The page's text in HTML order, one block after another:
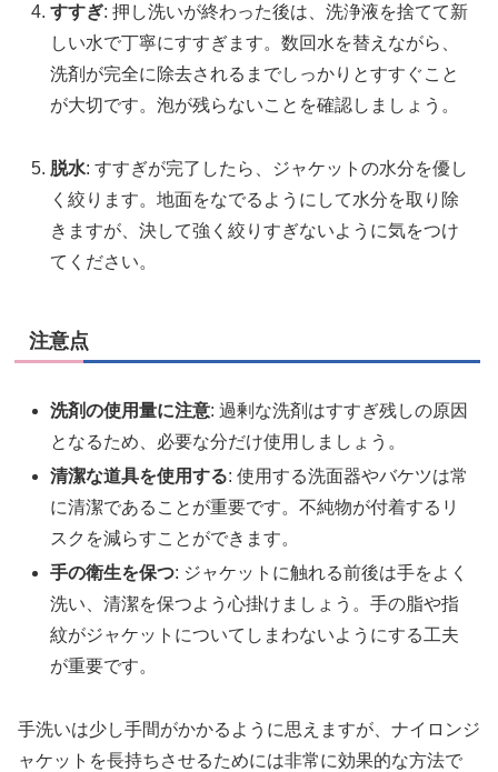
すすぎ: 押し洗いが終わった後は、洗浄液を捨てて新
しい水で丁寧にすすぎます。数回水を替えながら、
洗剤が完全に除去されるまでしっかりとすすぐこと
が大切です。泡が残らないことを確認しましょう。
脱水: すすぎが完了したら、ジャケットの水分を優し
く絞ります。地面をなでるようにして水分を取り除
きますが、決して強く絞りすぎないように気をつけ
てください。
注意点
洗剤の使用量に注意: 過剰な洗剤はすすぎ残しの原因
となるため、必要な分だけ使用しましょう。
清潔な道具を使用する: 使用する洗面器やバケツは常
に清潔であることが重要です。不純物が付着するリ
スクを減らすことができます。
手の衛生を保つ: ジャケットに触れる前後は手をよく
洗い、清潔を保つよう心掛けましょう。手の脂や指
紋がジャケットについてしまわないようにする工夫
が重要です。
手洗いは少し手間がかかるように思えますが、ナイロンジ
ャケットを長持ちさせるためには非常に効果的な方法で